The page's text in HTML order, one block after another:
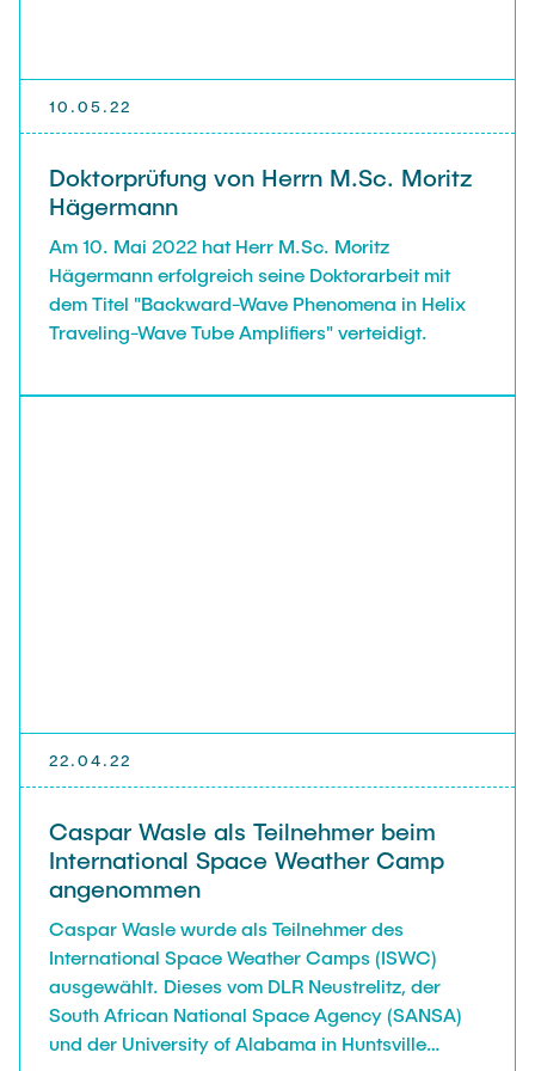
10.05.22
Doktorprüfung von Herrn M.Sc. Moritz
Hägermann
Am 10. Mai 2022 hat Herr M.Sc. Moritz
Hägermann erfolgreich seine Doktorarbeit mit
dem Titel "Backward-Wave Phenomena in Helix
Traveling-Wave Tube Amplifiers" verteidigt.
22.04.22
Caspar Wasle als Teilnehmer beim
International Space Weather Camp
angenommen
Caspar Wasle wurde als Teilnehmer des
International Space Weather Camps (ISWC)
ausgewählt. Dieses vom DLR Neustrelitz, der
South African National Space Agency (SANSA)
und der University of Alabama in Huntsville